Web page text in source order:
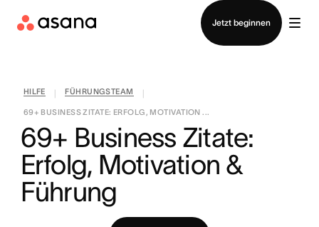
Jetzt beginnen
Vertrieb kontaktieren
HILFE FÜHRUNGSTEAM
69+ BUSINESS ZITATE: ERFOLG, MOTIVATION ...
69+ Business Zitate:
Erfolg, Motivation &
Führung